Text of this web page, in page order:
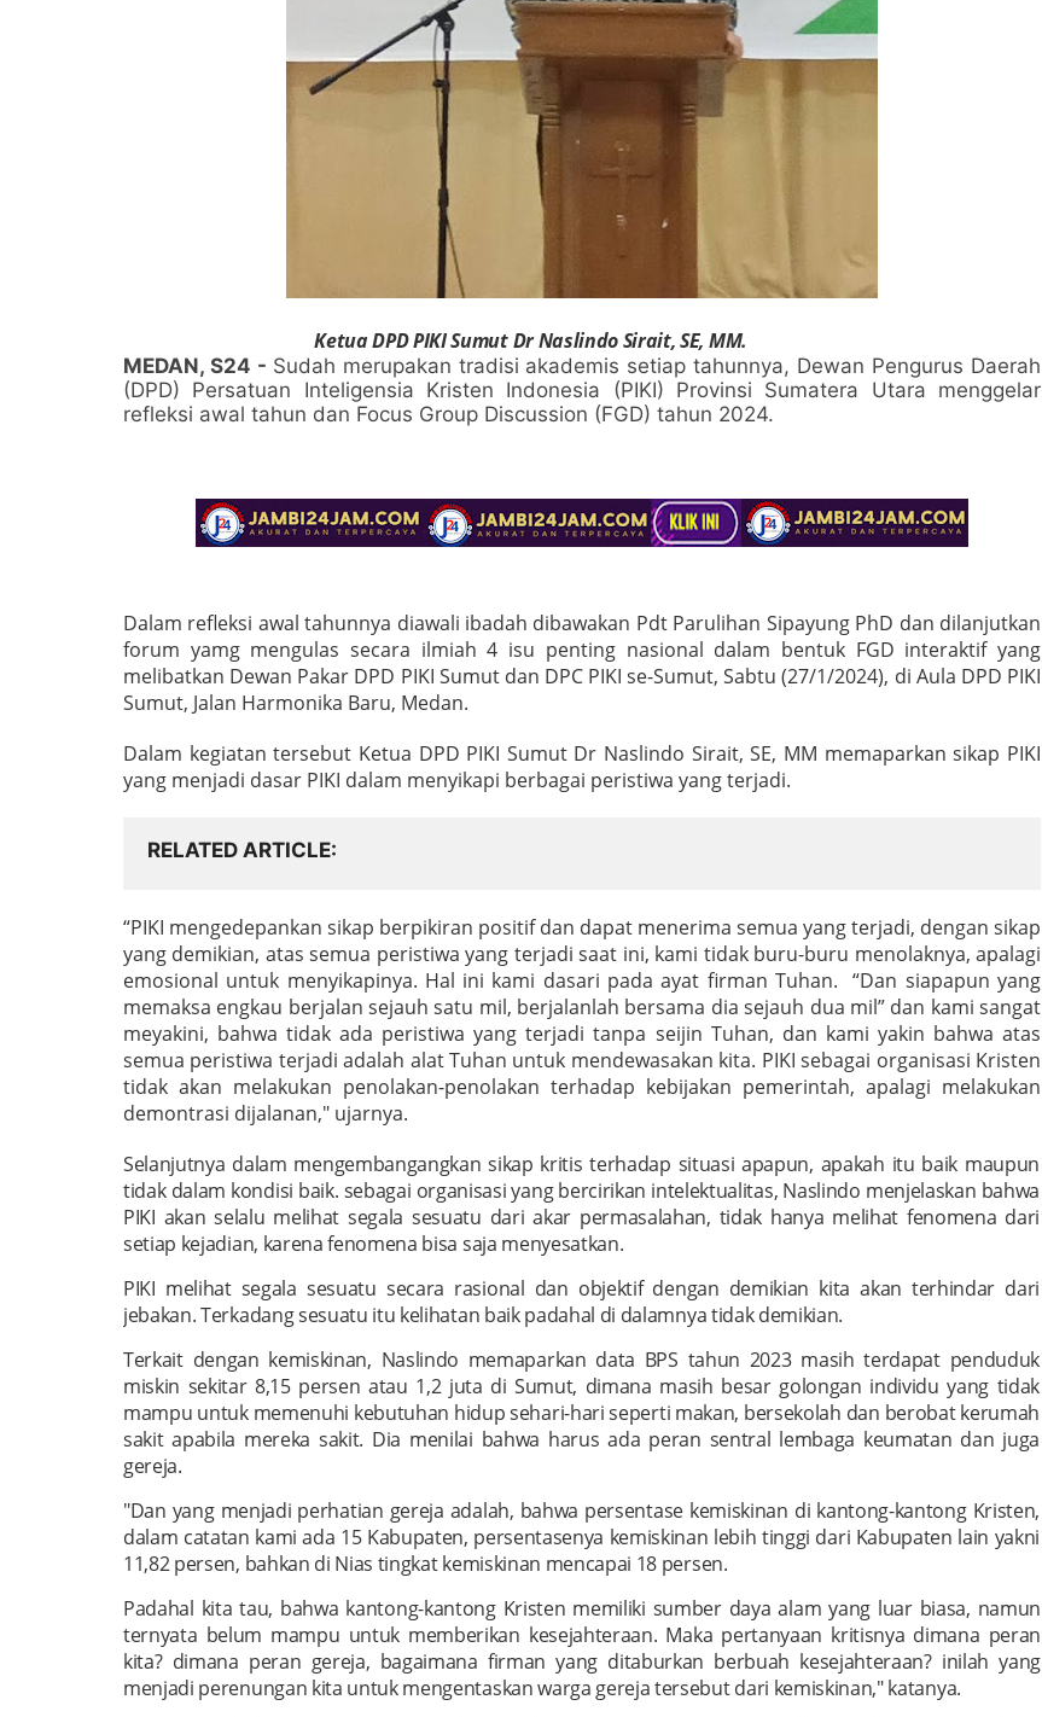
Ketua DPD PIKI Sumut Dr Naslindo Sirait, SE, MM.
MEDAN, S24 - Sudah merupakan tradisi akademis setiap tahunnya, Dewan Pengurus Daerah
(DPD) Persatuan Inteligensia Kristen Indonesia (PIKI) Provinsi Sumatera Utara menggelar
refleksi awal tahun dan Focus Group Discussion (FGD) tahun 2024.
Dalam refleksi awal tahunnya diawali ibadah dibawakan Pdt Parulihan Sipayung PhD dan dilanjutkan
forum yamg mengulas secara ilmiah 4 isu penting nasional dalam bentuk FGD interaktif yang
melibatkan Dewan Pakar DPD PIKI Sumut dan DPC PIKI se-Sumut, Sabtu (27/1/2024), di Aula DPD PIKI
Sumut, Jalan Harmonika Baru, Medan.
Dalam kegiatan tersebut Ketua DPD PIKI Sumut Dr Naslindo Sirait, SE, MM memaparkan sikap PIKI
yang menjadi dasar PIKI dalam menyikapi berbagai peristiwa yang terjadi.
RELATED ARTICLE
“PIKI mengedepankan sikap berpikiran positif dan dapat menerima semua yang terjadi, dengan sikap
yang demikian, atas semua peristiwa yang terjadi saat ini, kami tidak buru-buru menolaknya, apalagi
emosional untuk menyikapinya. Hal ini kami dasari pada ayat firman Tuhan. “Dan siapapun yang
memaksa engkau berjalan sejauh satu mil, berjalanlah bersama dia sejauh dua mil” dan kami sangat
meyakini, bahwa tidak ada peristiwa yang terjadi tanpa seijin Tuhan, dan kami yakin bahwa atas
semua peristiwa terjadi adalah alat Tuhan untuk mendewasakan kita. PIKI sebagai organisasi Kristen
tidak akan melakukan penolakan-penolakan terhadap kebijakan pemerintah, apalagi melakukan
demontrasi dijalanan," ujarnya.
Selanjutnya dalam mengembangangkan sikap kritis terhadap situasi apapun, apakah itu baik maupun
tidak dalam kondisi baik. sebagai organisasi yang bercirikan intelektualitas, Naslindo menjelaskan bahwa
PIKI akan selalu melihat segala sesuatu dari akar permasalahan, tidak hanya melihat fenomena dari
setiap kejadian, karena fenomena bisa saja menyesatkan.
PIKI melihat segala sesuatu secara rasional dan objektif dengan demikian kita akan terhindar dari
jebakan. Terkadang sesuatu itu kelihatan baik padahal di dalamnya tidak demikian.
Terkait dengan kemiskinan, Naslindo memaparkan data BPS tahun 2023 masih terdapat penduduk
miskin sekitar 8,15 persen atau 1,2 juta di Sumut, dimana masih besar golongan individu yang tidak
mampu untuk memenuhi kebutuhan hidup sehari-hari seperti makan, bersekolah dan berobat kerumah
sakit apabila mereka sakit. Dia menilai bahwa harus ada peran sentral lembaga keumatan dan juga
gereja.
"Dan yang menjadi perhatian gereja adalah, bahwa persentase kemiskinan di kantong-kantong Kristen,
dalam catatan kami ada 15 Kabupaten, persentasenya kemiskinan lebih tinggi dari Kabupaten lain yakni
11,82 persen, bahkan di Nias tingkat kemiskinan mencapai 18 persen.
Padahal kita tau, bahwa kantong-kantong Kristen memiliki sumber daya alam yang luar biasa, namun
ternyata belum mampu untuk memberikan kesejahteraan. Maka pertanyaan kritisnya dimana peran
kita? dimana peran gereja, bagaimana firman yang ditaburkan berbuah kesejahteraan? inilah yang
menjadi perenungan kita untuk mengentaskan warga gereja tersebut dari kemiskinan," katanya.